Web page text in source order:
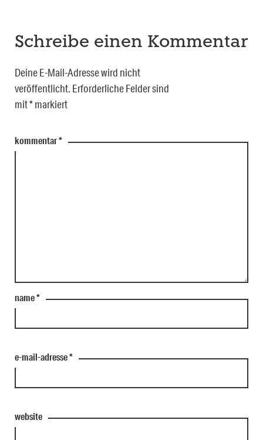
Schreibe einen Kommentar
Deine E-Mail-Adresse wird nicht
veröffentlicht. Erforderliche Felder sind
mit*markiert
kommentar*
name*
e-mail-adresse*
website